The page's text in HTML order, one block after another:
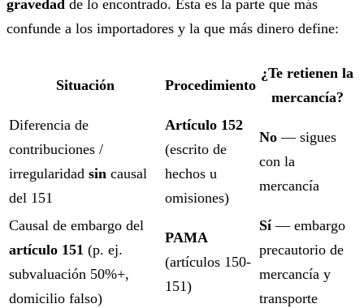
gravedad de lo encontrado. Esta es la parte que más
confunde a los importadores y la que más dinero define:
Situación Procedimiento
¿Te retienen la
mercancía?
Diferencia de
contribuciones /
irregularidad sin causal
del 151
Artículo 152
(escrito de
hechos u
omisiones)
No — sigues
con la
mercancía
Causal de embargo del
artículo 151 (p. ej.
subvaluación 50%+,
domicilio falso)
PAMA
(artículos 150-
151)
Sí— embargo
precautorio de
mercancía y
transporte